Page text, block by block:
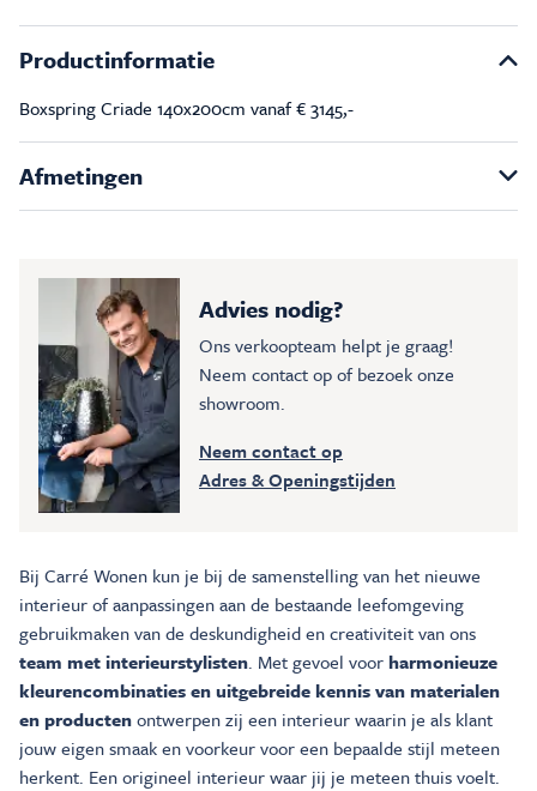
Productinformatie
Boxspring Criade 140x200cm vanaf € 3145,-
Afmetingen
Advies nodig?
Ons verkoopteam helpt je graag!
Neem contact op of bezoek onze
showroom.
Neem contact op
Adres & Openingstijden
Bij Carré Wonen kun je bij de samenstelling van het nieuwe
interieur of aanpassingen aan de bestaande leefomgeving
gebruikmaken van de deskundigheid en creativiteit van ons
team met interieurstylisten. Met gevoel voorharmonieuze
kleurencombinaties en uitgebreide kennis van materialen
en productenontwerpen zij een interieur waarin je als klant
jouw eigen smaak en voorkeur voor een bepaalde stijl meteen
herkent. Een origineel interieur waar jij je meteen thuis voelt.